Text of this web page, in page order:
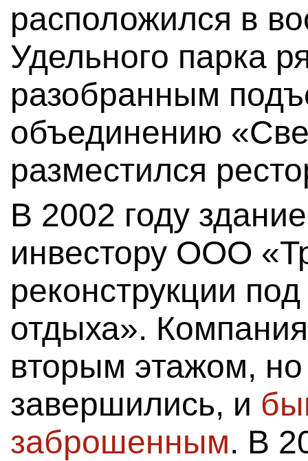
расположился в
Удельного парка
разобранным
объединению
разместился
В 2002 году
инвестору ООО
реконструкции
отдыха».
вторым этажом,
завершились, и
заброшенным. В